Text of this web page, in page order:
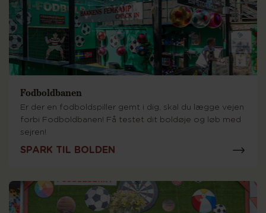
Fodboldbanen
Er der en fodboldspiller gemt i dig, skal du lægge vejen
forbi Fodboldbanen! Få testet dit boldøje og løb med
sejren!
SPARK TIL BOLDEN